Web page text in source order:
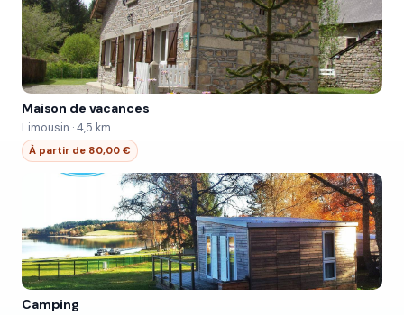
Maison de vacances
Limousin · 4,5 km
À partir de 80,00 €
Camping